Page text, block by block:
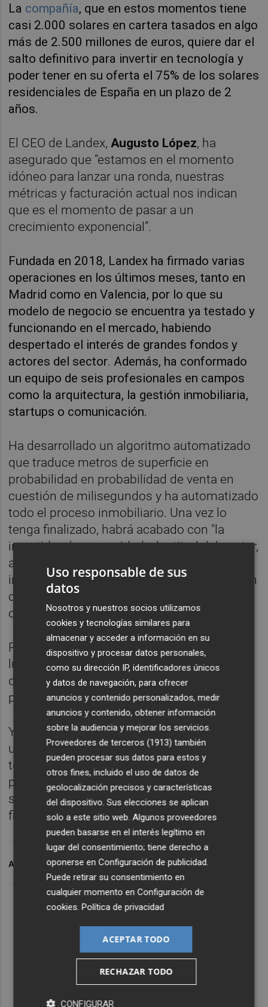
La compañía, que en estos momentos tiene
casi 2.000 solares en cartera tasados en algo
más de 2.500 millones de euros, quiere dar el
salto definitivo para invertir en tecnología y
poder tener en su oferta el 75% de los solares
residenciales de España en un plazo de 2
años.
El CEO de Landex,Augusto López, ha
asegurado que “estamos en el momento
idóneo para lanzar una ronda, nuestras
métricas y facturación actual nos indican
que es el momento de pasar a un
crecimiento exponencial”.
Fundada en 2018, Landex ha firmado varias
operaciones en los últimos meses, tanto en
Madrid como en Valencia, por lo que su
modelo de negocio se encuentra ya testado y
funcionando en el mercado, habiendo
despertado el interés de grandes fondos y
actores del sector.Además, ha conformado
un equipo de seis profesionales en campos
como la arquitectura, la gestión inmobiliaria,
startups o comunicación.
Ha desarrollado un algoritmo automatizado
que traduce metros de superficie en
probabilidad en probabilidad de venta en
cuestión de milisegundos y ha automatizado
todo el proceso inmobiliario. Una vez lo
tenga finalizado, habrá acabado con "la
incertidumbre, opacidad y lentitud del sector,
ayudando a evitar el crecimiento
injustificado de las urbes que aun dispongan
de solares entre edificios", asegura en un
comunicado.
Para los vendedores, Landex no solo es el
lugar donde están sus compradores, si no
que obtendrá de una manera científica la
probabilidad de vender su terreno.
Y todo ello se logra gracias al desarrollo de
un sistema de trabajo y un algoritmo
tecnológico propio, que permite conocer el
porcentaje de posibilidades de venta de un
suelo urbano edificable con una tasa de
fiabilidad cercana al 90%.
ARCHIVADO EN LANDEX
Uso responsable de sus
datos
Nosotros y nuestros socios utilizamos
cookies y tecnologías similares para
almacenar y acceder a información en su
dispositivo y procesar datos personales,
como su dirección IP, identificadores únicos
y datos de navegación, para ofrecer
anuncios y contenido personalizados, medir
anuncios y contenido, obtener información
sobre la audiencia y mejorar los servicios.
Proveedores de terceros (1913) también
pueden procesar sus datos para estos y
otros fines, incluido el uso de datos de
geolocalización precisos y características
del dispositivo. Sus elecciones se aplican
solo a este sitio web. Algunos proveedores
pueden basarse en el interés legítimo en
lugar del consentimiento; tiene derecho a
oponerse enConfiguración de publicidad.
Puede retirar su consentimiento en
cualquier momento enConfiguración de
cookies.Política de privacidad
ACEPTAR TODO
RECHAZAR TODO
CONFIGURAR